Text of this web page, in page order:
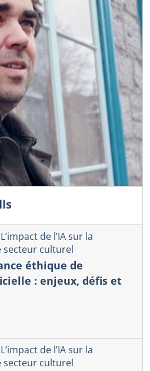
de l’IA sur la
secteur culturel
éthique de
: enjeux, défis et
de l’IA sur la
secteur culturel